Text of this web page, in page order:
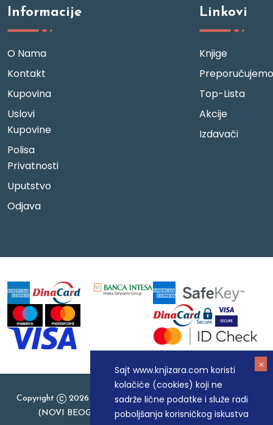
Sajt www.knjizara.com koristi
kolačiće (cookies) koji ne
sadrže lične podatke i služe radi
poboljšanja korisničkog iskustva
Informacije
O Nama
Kontakt
Kupovina
Uslovi
Kupovine
Polisa
Privatnosti
Uputstvo
Odjava
Linkovi
Knjige
Preporučujemo
Top-Lista
Akcije
Izdavači
Copyright
2026 Knjizara.com - MAKART DOO BEOGRAD
(NOVI BEOGRAD), PIB: 105184104, MB: 20337524